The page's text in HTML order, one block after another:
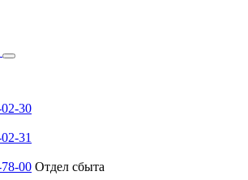
30
31
00 Отдел сбыта